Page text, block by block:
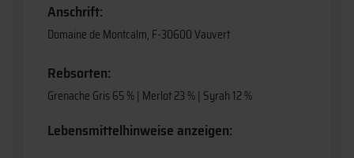
Anschrift:
Domaine de Montcalm, F-30600 Vauvert
Rebsorten:
Grenache Gris 65 % | Merlot 23 % | Syrah 12 %
Lebensmittelhinweise anzeigen: